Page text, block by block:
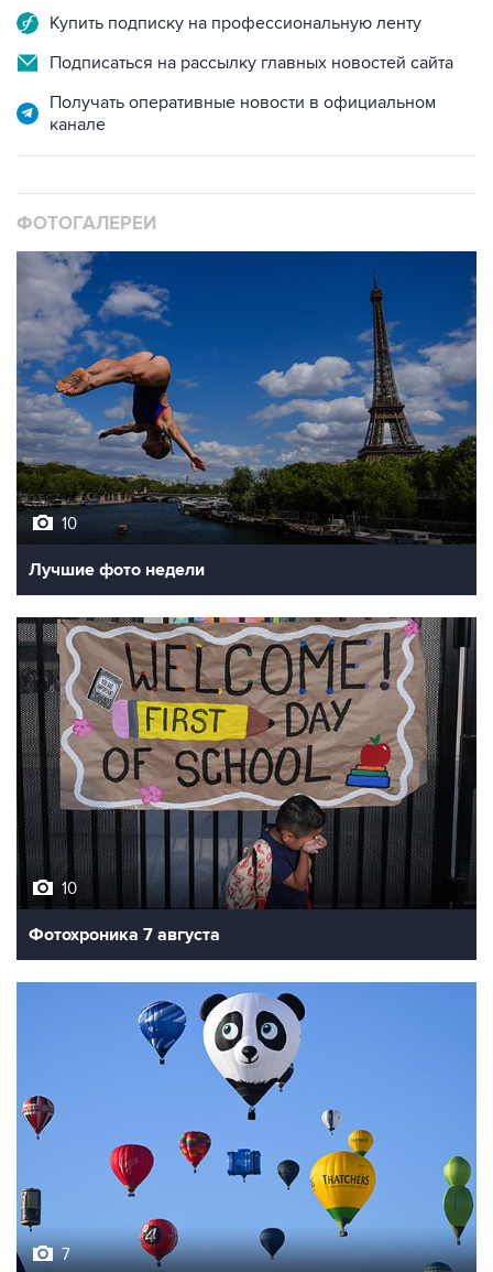
Купить подписку на профессиональную ленту
Подписаться на рассылку главных новостей сайта
Получать оперативные новости в официальном
канале
ФОТОГАЛЕРЕИ
10
Лучшие фото недели
10
Фотохроника 7 августа
7